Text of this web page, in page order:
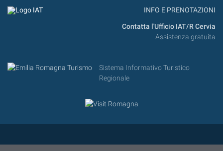
INFO E PRENOTAZIONI
Contatta l'Ufficio IAT/R Cervia
Assistenza gratuita
Sistema Informativo Turistico
Regionale